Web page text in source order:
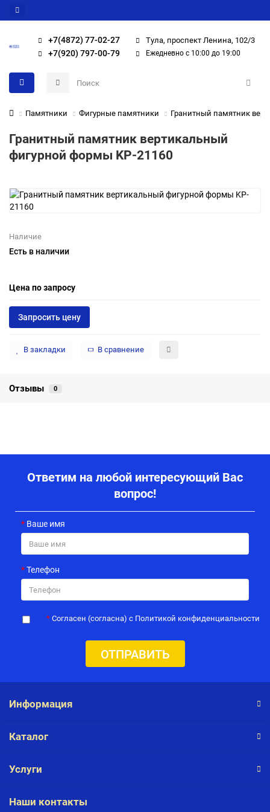
+7(4872) 77-02-27
+7(920) 797-00-79
Тула, проспект Ленина, 102/3
Ежедневно с 10:00 до 19:00
Памятники Фигурные памятники Гранитный памятник
Гранитный памятник вертикальный
фигурной формы KP-21160
Наличие
Есть в наличии
Цена по запросу
Запросить цену
В закладки В сравнение
Отзывы 0
Ответим на любой интересующий Вас
вопрос!
Ваше имя
Телефон
Согласен (согласна) с Политикой конфиденциальности
ОТПРАВИТЬ
Информация
Каталог
Услуги
Наши контакты